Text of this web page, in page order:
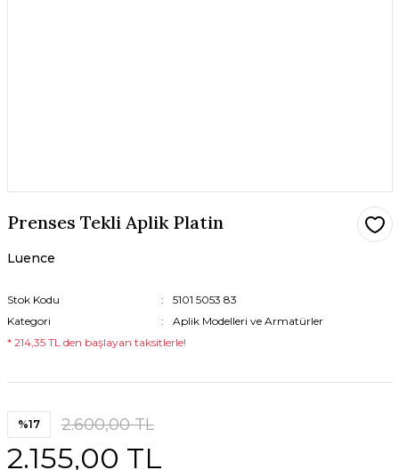
Prenses Tekli Aplik Platin
Luence
Stok Kodu
5101 5053 83
Kategori
Aplik Modelleri ve Armatürler
* 214,35 TL den başlayan taksitlerle!
%17 2.600,00 TL
2.155,00 TL